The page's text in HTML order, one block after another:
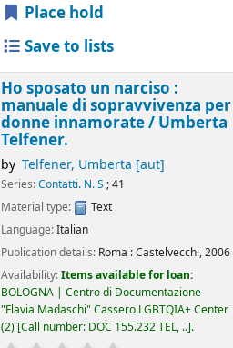
Place hold
Save to lists
Ho sposato un narciso :
manuale di sopravvivenza per
donne innamorate / Umberta
Telfener.
by Telfener, Umberta [aut]
Series:Contatti. N. S ; 41
Material type:
Text
Language:Italian
Publication details: Roma :Castelvecchi,2006
Availability:Items available for loan:
BOLOGNA | Centro di Documentazione
"Flavia Madaschi" Cassero LGBTQIA+ Center
(2) Call number: DOC 155.232 TEL, .. .